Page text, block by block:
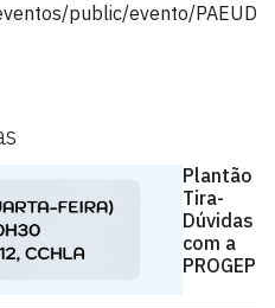
Plantão
Tira-
Dúvidas
com a
PROGEP
public/evento/